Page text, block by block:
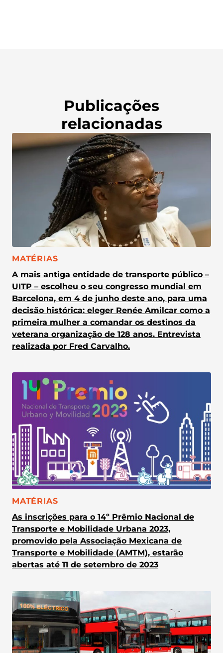
Publicações
relacionadas
CATEGORIA:
MATÉRIAS
A mais antiga entidade de transporte público –
UITP – escolheu o seu congresso mundial em
Barcelona, em 4 de junho deste ano, para uma
decisão histórica: eleger Renée Amilcar como a
primeira mulher a comandar os destinos da
veterana organização de 128 anos. Entrevista
realizada por Fred Carvalho.
CATEGORIA:
MATÉRIAS
As inscrições para o 14º Prêmio Nacional de
Transporte e Mobilidade Urbana 2023,
promovido pela Associação Mexicana de
Transporte e Mobilidade (AMTM), estarão
abertas até 11 de setembro de 2023